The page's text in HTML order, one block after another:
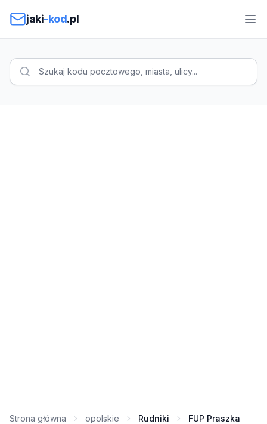
jaki-kod.pl
Strona główna opolskie Rudniki FUP Praszka